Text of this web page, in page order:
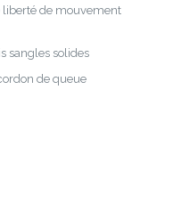
liberté de mouvement
sangles solides
de queue